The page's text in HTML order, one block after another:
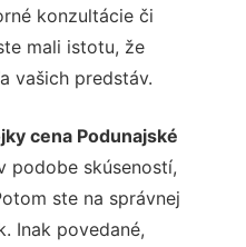
konzultácie či
mali istotu, že
vašich predstáv.
cena Podunajské
podobe skúseností,
ste na správnej
Inak povedané,